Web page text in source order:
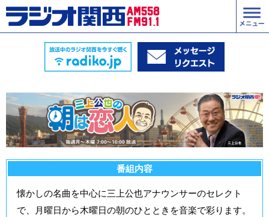
番組内容
懐かしの名曲を中心に三上公也アナウンサーのセレクト
で、月曜日から木曜日の朝のひとときを音楽で彩ります。